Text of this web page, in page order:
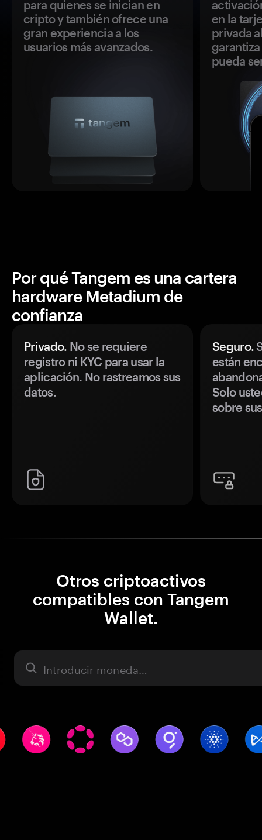
para quienes se inician en
cripto y también ofrece una
gran experiencia a los
usuarios más avanzados.
en la
privada
pueda
Por qué Tangem es una cartera
hardware Metadium de
confianza
Privado. No se requiere
registro ni KYC para usar la
aplicación. No rastreamos sus
datos.
Seguro.
están
Solo
sobre
Otros criptoactivos
compatibles con Tangem
Wallet.
Activo